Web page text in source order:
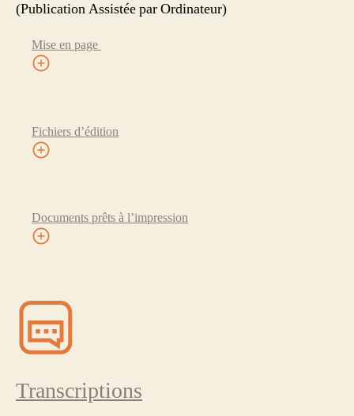
(Publication Assistée par Ordinateur)
Mise en page
Fichiers d’édition
Documents prêts à l’impression
Transcriptions